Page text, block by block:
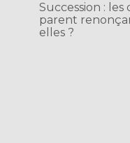
Succession :
parent
elles ?